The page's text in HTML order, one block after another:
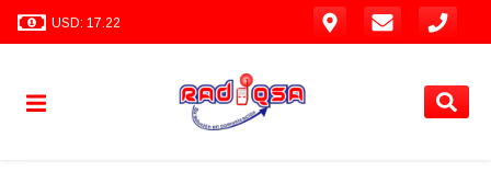
USD: 17.22